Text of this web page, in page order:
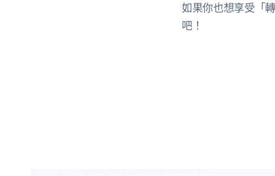
如果你也想享受「
吧！